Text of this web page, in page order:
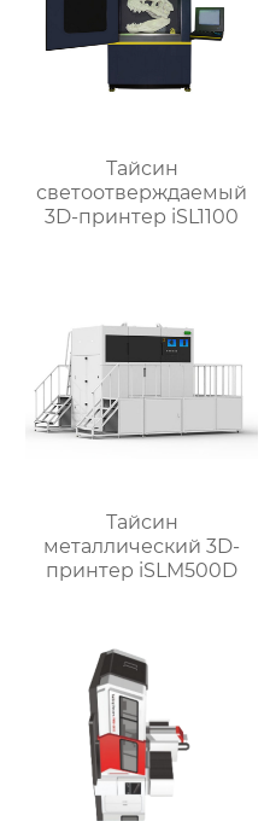
Тайсин
светоотверждаемый
3D-принтер iSL1100
Тайсин
металлический 3D-
принтер iSLM500D